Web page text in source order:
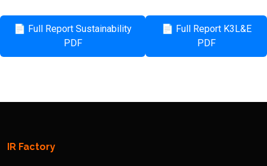
📄 Full Report Sustainability
PDF
📄 Full Report K3L&E
PDF
IR Factory